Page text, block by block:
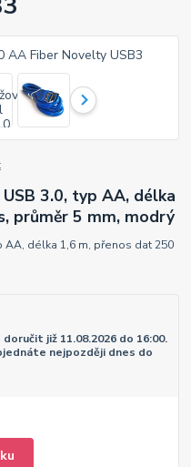
3.0, typ AA, délka
průměr 5 mm, modrý
AA, délka 1,6 m, přenos dat 250
již 11.08.2026 do 16:00.
nejpozději dnes do